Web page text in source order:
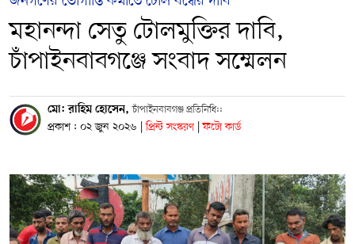
মহানন্দা সেতু টোলমুক্তির দাবি,
চাঁপাইনবাবগঞ্জে সংবাদ সম্মেলন
মো: রাহিম হোসেন,চাঁপাইনবাবগঞ্জ প্রতিনিধি::
প্রকাশ : ০২ জুন ২০২৬ | প্রিন্ট সংস্করণ | ফটো কার্ড